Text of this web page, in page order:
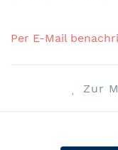
Per E-Mail
Zur